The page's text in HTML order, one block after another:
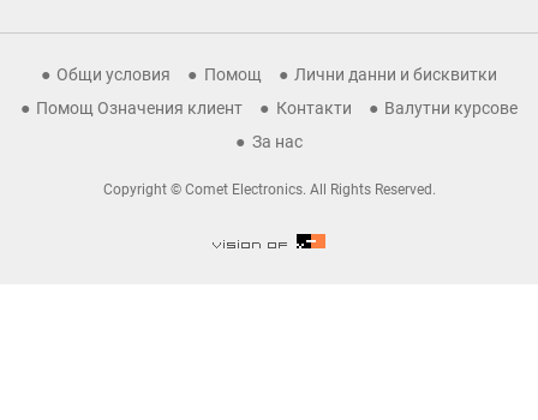
Общи условия Помощ
Лични данни и бисквитки
Помощ Означения клиент
Контакти
Валутни курсове
За нас
Copyright © Comet Electronics. All Rights Reserved.